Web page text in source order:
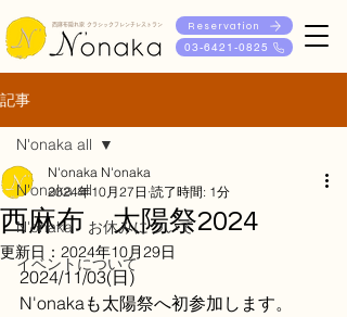
西麻布隠れ家 クラシックフレンチレストラン Reservation
03-6421-0825
記事
N'onaka all
N'onaka お休みについて
イベントについて
N'onaka all
西麻布 太陽祭2024
N'onaka N'onaka
2024年10月27日 読了時間: 1分
更新日： 2024年10月29日
2024/11/03(日)
N'onakaも太陽祭へ初参加します。